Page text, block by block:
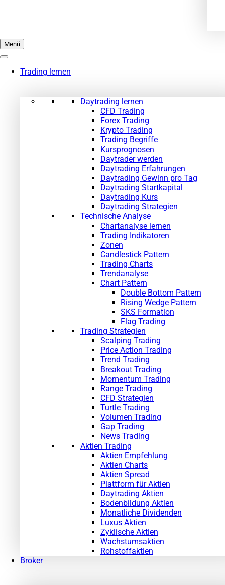
Menü
Trading lernen
Daytrading lernen
CFD Trading
Forex Trading
Krypto Trading
Trading Begriffe
Kursprognosen
Daytrader werden
Daytrading Erfahrungen
Daytrading Gewinn pro Tag
Daytrading Startkapital
Daytrading Kurs
Daytrading Strategien
Technische Analyse
Chartanalyse lernen
Trading Indikatoren
Zonen
Candlestick Pattern
Trading Charts
Trendanalyse
Chart Pattern
Double Bottom Pattern
Rising Wedge Pattern
SKS Formation
Flag Trading
Trading Strategien
Scalping Trading
Price Action Trading
Trend Trading
Breakout Trading
Momentum Trading
Range Trading
CFD Strategien
Turtle Trading
Volumen Trading
Gap Trading
News Trading
Aktien Trading
Aktien Empfehlung
Aktien Charts
Aktien Spread
Plattform für Aktien
Daytrading Aktien
Bodenbildung Aktien
Monatliche Dividenden
Luxus Aktien
Zyklische Aktien
Wachstumsaktien
Rohstoffaktien
Broker